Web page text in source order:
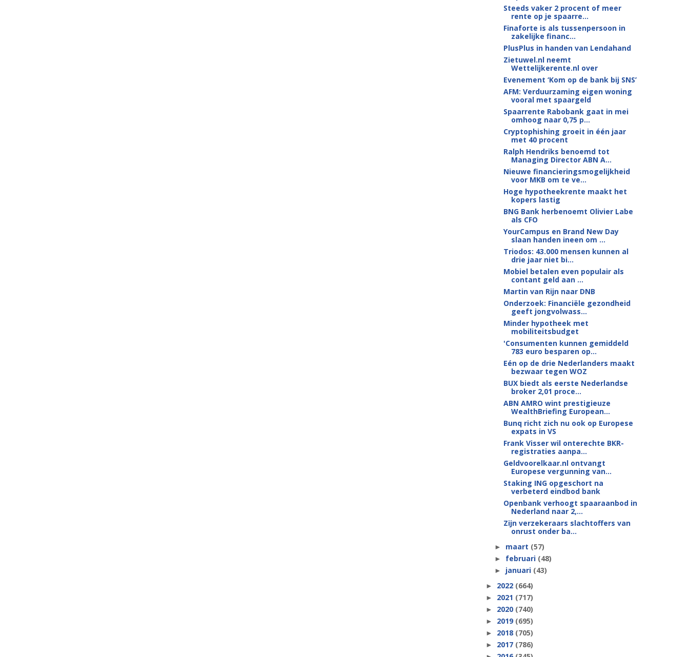
Steeds vaker 2 procent of meer
rente op je spaarre...
Finaforte is als tussenpersoon in
zakelijke financ...
PlusPlus in handen van Lendahand
Zietuwel.nl neemt
Wettelijkerente.nl over
Evenement ‘Kom op de bank bij SNS’
AFM: Verduurzaming eigen woning
vooral met spaargeld
Spaarrente Rabobank gaat in mei
omhoog naar 0,75 p...
Cryptophishing groeit in één jaar
met 40 procent
Ralph Hendriks benoemd tot
Managing Director ABN A...
Nieuwe financieringsmogelijkheid
voor MKB om te ve...
Hoge hypotheekrente maakt het
kopers lastig
BNG Bank herbenoemt Olivier Labe
als CFO
YourCampus en Brand New Day
slaan handen ineen om ...
Triodos: 43.000 mensen kunnen al
drie jaar niet bi...
Mobiel betalen even populair als
contant geld aan ...
Martin van Rijn naar DNB
Onderzoek: Financiële gezondheid
geeft jongvolwass...
Minder hypotheek met
mobiliteitsbudget
'Consumenten kunnen gemiddeld
783 euro besparen op...
Eén op de drie Nederlanders maakt
bezwaar tegen WOZ
BUX biedt als eerste Nederlandse
broker 2,01 proce...
ABN AMRO wint prestigieuze
WealthBriefing European...
Bunq richt zich nu ook op Europese
expats in VS
Frank Visser wil onterechte BKR-
registraties aanpa...
Geldvoorelkaar.nl ontvangt
Europese vergunning van...
Staking ING opgeschort na
verbeterd eindbod bank
Openbank verhoogt spaaraanbod in
Nederland naar 2,...
Zijn verzekeraars slachtoffers van
onrust onder ba...
► maart (57)
► februari (48)
► januari (43)
► 2022 (664)
► 2021 (717)
► 2020 (740)
► 2019 (695)
► 2018 (705)
► 2017 (786)